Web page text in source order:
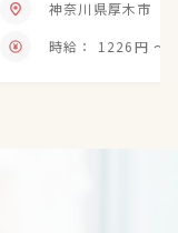
神奈川県厚木市